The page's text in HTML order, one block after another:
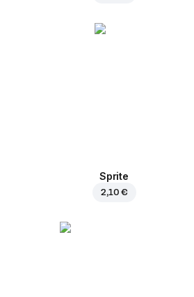
Sprite
2,10 €